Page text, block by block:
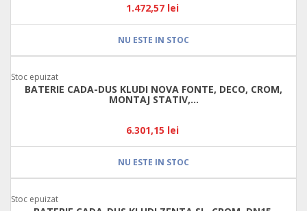
1.472,57 lei
NU ESTE IN STOC
Stoc epuizat
BATERIE CADA-DUS KLUDI NOVA FONTE, DECO, CROM,
MONTAJ STATIV,...
6.301,15 lei
NU ESTE IN STOC
Stoc epuizat